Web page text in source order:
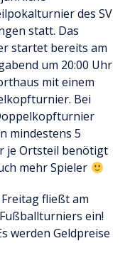
des SV
statt. Das
startet bereits am
um 20:00 Uhr
mit einem
Bei
mindestens 5
je Ortsteil benötigt
mehr Spieler
fließt am
ein!
werden Geldpreise